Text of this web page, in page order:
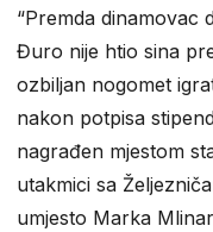
“Premda dinamovac
Đuro nije htio sina
ozbiljan nogomet
nakon potpisa
nagrađen mjestom
utakmici sa
umjesto Marka